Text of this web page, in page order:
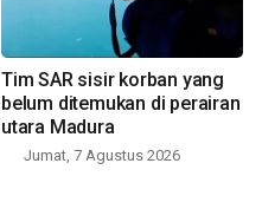
Tim SAR sisir korban yang
belum ditemukan di perairan
utara Madura
Jumat, 7 Agustus 2026